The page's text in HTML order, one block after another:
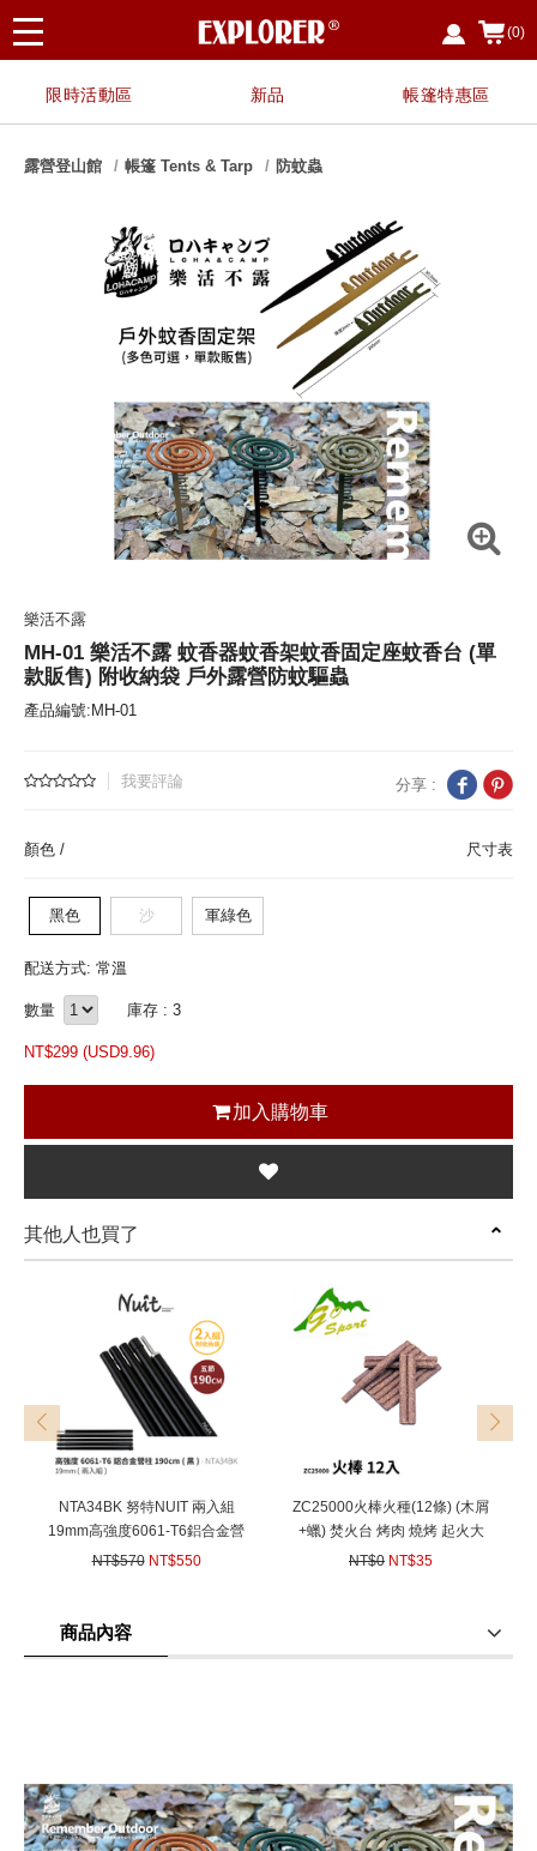
(0)
限時活動區 新品 帳篷特惠區
露營登山館 帳篷 Tents & Tarp 防蚊蟲
樂活不露
MH-01 樂活不露 蚊香器蚊香架蚊香固定座蚊香台 (單
款販售) 附收納袋 戶外露營防蚊驅蟲
產品編號:MH-01
我要評論 分享 :
顏色 / 尺寸表
黑色 沙 軍綠色
配送方式: 常溫
數量 庫存 : 3
NT$299 (USD9.96)
加入購物車
其他人也買了
NTA34BK 努特NUIT 兩入組
19mm高強度6061-T6鋁合金營
柱190CM 黑 兩入組 套接營柱
NT$570 NT$550
ZC25000火棒火種(12條) (木屑
+蠟) 焚火台 烤肉 燒烤 起火大
師
NT$0 NT$35
prev next
商品內容